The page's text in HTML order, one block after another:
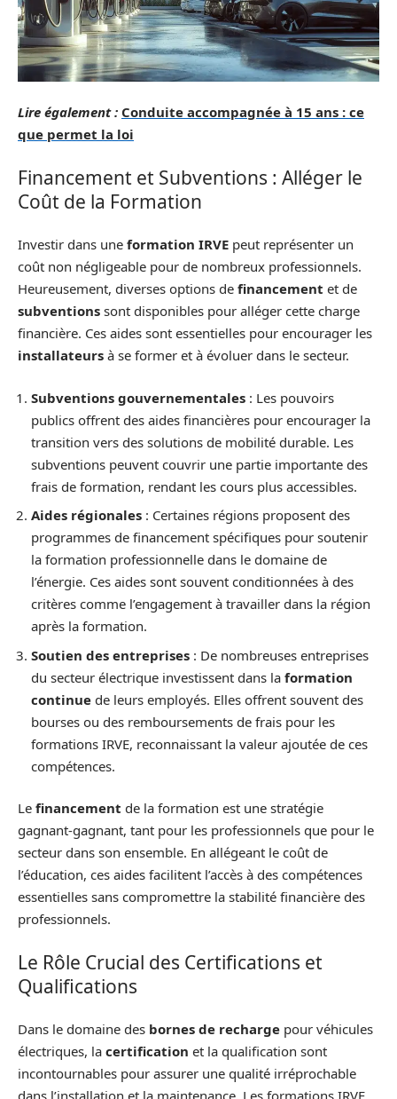
Lire également : Conduite accompagnée à 15 ans : ce
que permet la loi
Financement et Subventions : Alléger le
Coût de la Formation
Investir dans une formation IRVE peut représenter un
coût non négligeable pour de nombreux professionnels.
Heureusement, diverses options de financement et de
subventions sont disponibles pour alléger cette charge
financière. Ces aides sont essentielles pour encourager les
installateurs à se former et à évoluer dans le secteur.
Subventions gouvernementales : Les pouvoirs
publics offrent des aides financières pour encourager la
transition vers des solutions de mobilité durable. Les
subventions peuvent couvrir une partie importante des
frais de formation, rendant les cours plus accessibles.
Aides régionales : Certaines régions proposent des
programmes de financement spécifiques pour soutenir
la formation professionnelle dans le domaine de
l’énergie. Ces aides sont souvent conditionnées à des
critères comme l’engagement à travailler dans la région
après la formation.
Soutien des entreprises : De nombreuses entreprises
du secteur électrique investissent dans la formation
continue de leurs employés. Elles offrent souvent des
bourses ou des remboursements de frais pour les
formations IRVE, reconnaissant la valeur ajoutée de ces
compétences.
Le financement de la formation est une stratégie
gagnant-gagnant, tant pour les professionnels que pour le
secteur dans son ensemble. En allégeant le coût de
l’éducation, ces aides facilitent l’accès à des compétences
essentielles sans compromettre la stabilité financière des
professionnels.
Le Rôle Crucial des Certifications et
Qualifications
Dans le domaine des bornes de recharge pour véhicules
électriques, la certification et la qualification sont
incontournables pour assurer une qualité irréprochable